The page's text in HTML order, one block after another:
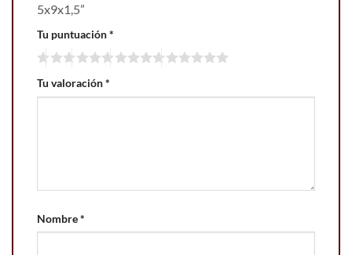
5x9x1,5”
Tu puntuación*
Tu valoración*
Nombre*